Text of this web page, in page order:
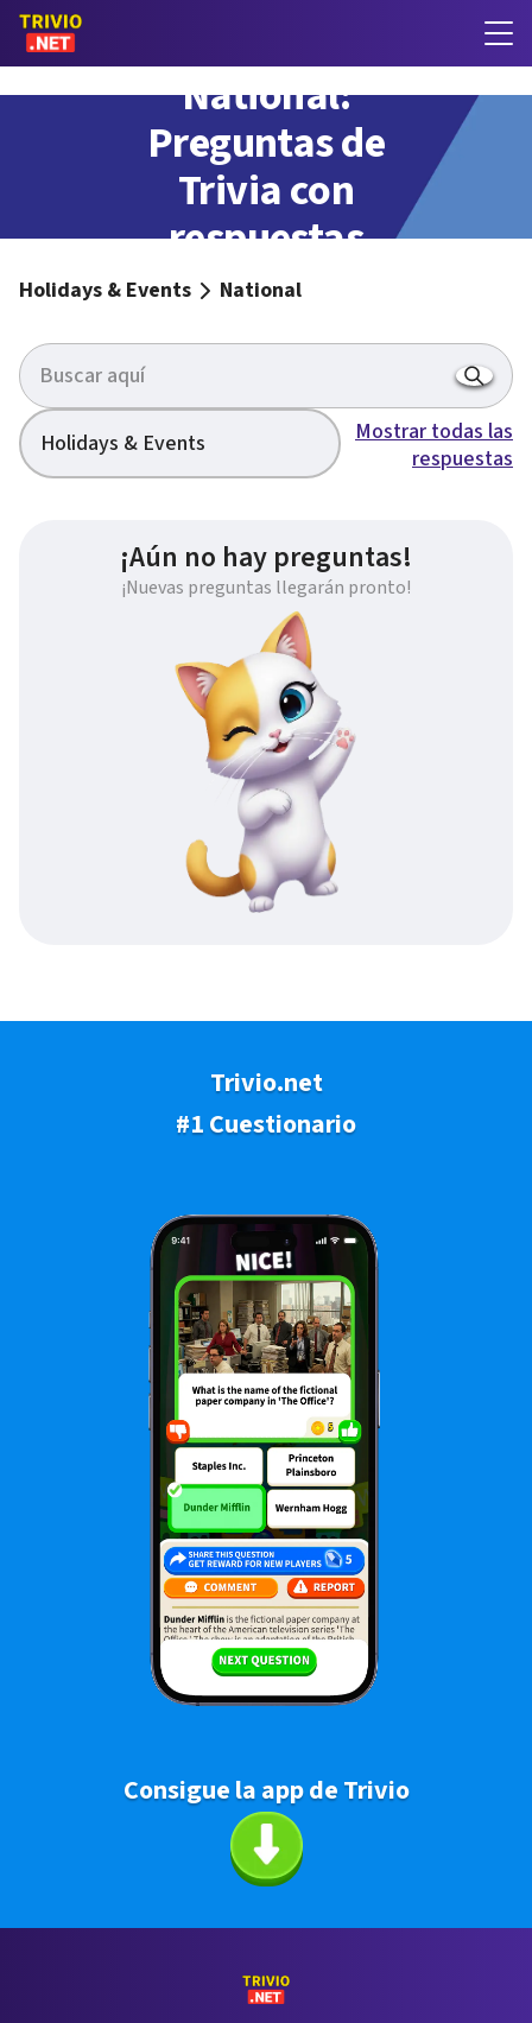
National:
Preguntas de
Trivia con
respuestas
Holidays & Events National
Holidays & Events
Mostrar todas las
respuestas
¡Aún no hay preguntas!
¡Nuevas preguntas llegarán pronto!
Trivio.net
#1 Cuestionario
Consigue la app de Trivio